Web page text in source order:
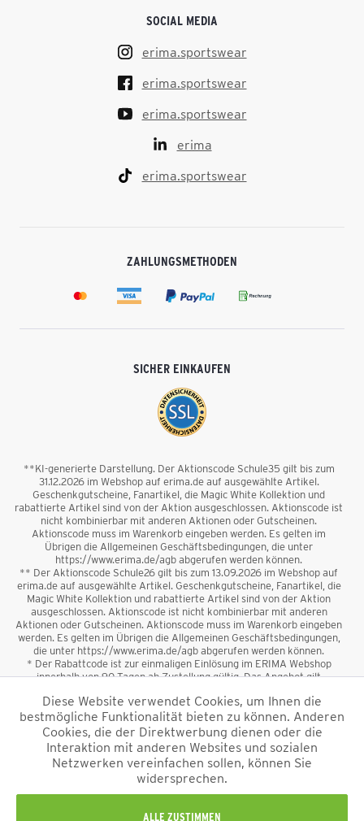
SOCIAL MEDIA
erima.sportswear
erima.sportswear
erima.sportswear
erima
erima.sportswear
ZAHLUNGSMETHODEN
SICHER EINKAUFEN
**KI-generierte Darstellung. Der Aktionscode Schule35 gilt bis zum
31.12.2026 im Webshop auf erima.de auf ausgewählte Artikel.
Geschenkgutscheine, Fanartikel, die Magic White Kollektion und
rabattierte Artikel sind von der Aktion ausgeschlossen. Aktionscode ist
nicht kombinierbar mit anderen Aktionen oder Gutscheinen.
Aktionscode muss im Warenkorb eingeben werden. Es gelten im
Übrigen die Allgemeinen Geschäftsbedingungen, die unter
https://www.erima.de/agb abgerufen werden können.
** Der Aktionscode Schule26 gilt bis zum 13.09.2026 im Webshop auf
erima.de auf ausgewählte Artikel. Geschenkgutscheine, Fanartikel, die
Magic White Kollektion und rabattierte Artikel sind von der Aktion
ausgeschlossen. Aktionscode ist nicht kombinierbar mit anderen
Aktionen oder Gutscheinen. Aktionscode muss im Warenkorb eingeben
werden. Es gelten im Übrigen die Allgemeinen Geschäftsbedingungen,
die unter https://www.erima.de/agb abgerufen werden können.
* Der Rabattcode ist zur einmaligen Einlösung im ERIMA Webshop
innerhalb von 90 Tagen ab Zustellung gültig. Das Angebot gilt
sowie Geschenkgutscheine sind vom Rabatt ausgeschlossen. Der
Rabattcode ist nicht mit anderen Aktionen oder Gutscheinen
kombinierbar. Der Mindestbestellwert beträgt 50 €
*Alle Preise verstehen sich inkl. Mehrwertsteuer und zzgl.
und ggf. Nachnahmegebühren, wenn nicht anders
beschrieben.
Diese Website verwendet Cookies, um Ihnen die
bestmögliche Funktionalität bieten zu können. Anderen
Cookies, die der Direktwerbung dienen oder die
Interaktion mit anderen Websites und sozialen
Netzwerken vereinfachen sollen, können Sie
widersprechen.